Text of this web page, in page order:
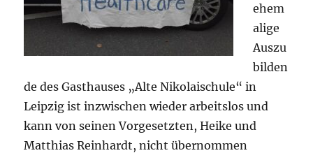
ehem
alige
Auszu
bilden
de des Gasthauses „Alte Nikolaischule“ in
Leipzig ist inzwischen wieder arbeitslos und
kann von seinen Vorgesetzten, Heike und
Matthias Reinhardt, nicht übernommen